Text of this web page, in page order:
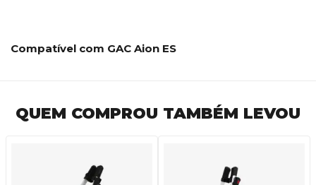
Compatível com GAC Aion ES
QUEM COMPROU TAMBÉM LEVOU